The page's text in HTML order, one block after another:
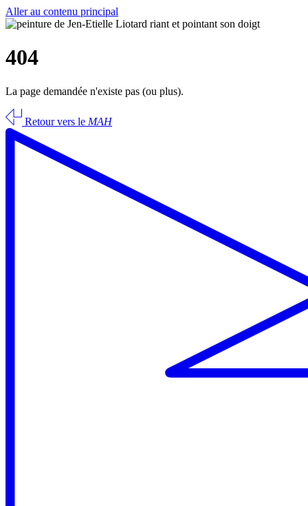
Aller au contenu principal
404
La page demandée n'existe pas (ou plus).
Retour vers le MAH